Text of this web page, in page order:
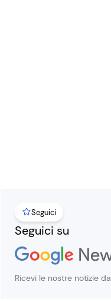
Seguici
Seguici su
Ricevi le nostre notizie da